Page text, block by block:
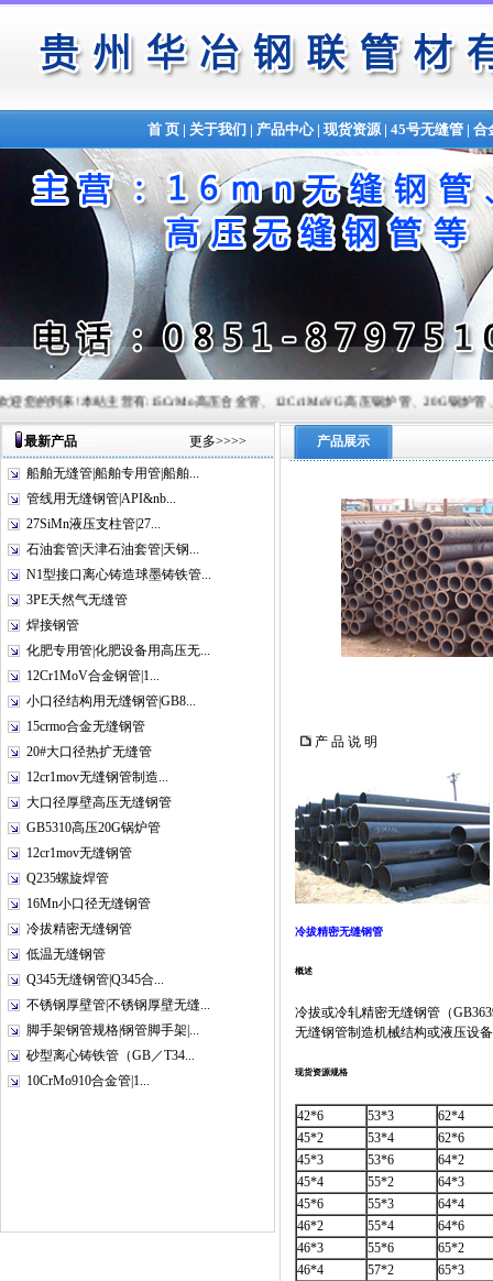
首 页| 关于我们 | 产品中心| 现货资源| 45号无缝管| 合
您的到来!本站主营有:15CrMo高压合金管、12Cr1MoVG高压锅炉管、20G锅炉管
最新产品 更多>>>>
船舶无缝管|船舶专用管|船舶...
管线用无缝钢管|API&nb...
27SiMn液压支柱管|27...
石油套管|天津石油套管|天钢...
N1型接口离心铸造球墨铸铁管...
3PE天然气无缝管
焊接钢管
化肥专用管|化肥设备用高压无...
12Cr1MoV合金钢管|1...
小口径结构用无缝钢管|GB8...
15crmo合金无缝钢管
20#大口径热扩无缝管
12cr1mov无缝钢管制造...
大口径厚壁高压无缝钢管
GB5310高压20G锅炉管
12cr1mov无缝钢管
Q235螺旋焊管
16Mn小口径无缝钢管
冷拔精密无缝钢管
低温无缝钢管
Q345无缝钢管|Q345合...
不锈钢厚壁管|不锈钢厚壁无缝...
脚手架钢管规格|钢管脚手架|...
砂型离心铸铁管（GB／T34...
10CrMo910合金管|1...
产品展示
产 品 说 明
冷拔精密无缝钢管
概述
冷拔或冷轧精密无缝钢管（
无缝钢管制造机械结构或液压设
现货资源规格
42*6 53*3
62*4
45*2
53*4
62*6
45*3
53*6
64*2
45*4
55*2
64*3
45*6
55*3
64*4
46*2
55*4
64*6
46*3
55*6
65*2
46*4
57*2
65*3